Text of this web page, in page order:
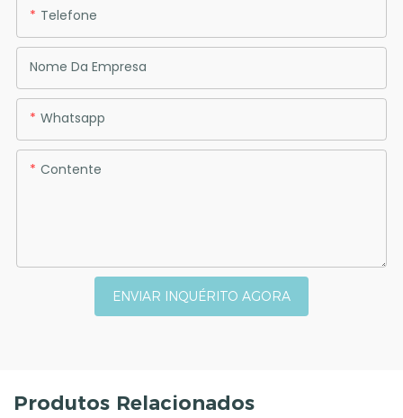
Telefone
Nome Da Empresa
Whatsapp
Contente
ENVIAR INQUÉRITO AGORA
Produtos Relacionados